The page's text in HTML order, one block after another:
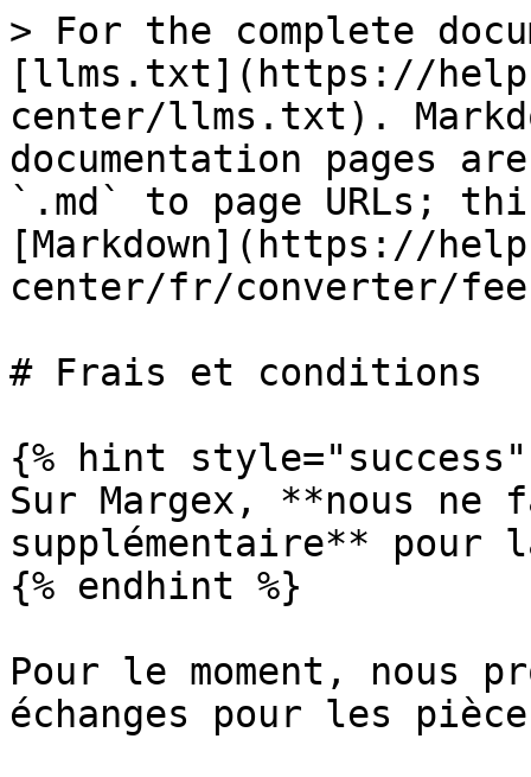
> For the complete
[llms.txt](https://
center/llms.txt).
documentation pages
`.md` to page URLs;
[Markdown](https://
center/fr/converter/
# Frais et conditions
{% hint style="success"
Sur Margex, **nous ne
supplémentaire** pour
{% endhint %}
Pour le moment, nous
échanges pour les